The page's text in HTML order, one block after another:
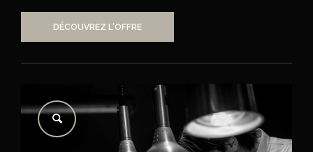
DÉCOUVREZ L'OFFRE